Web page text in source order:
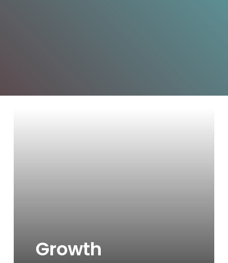
Growth